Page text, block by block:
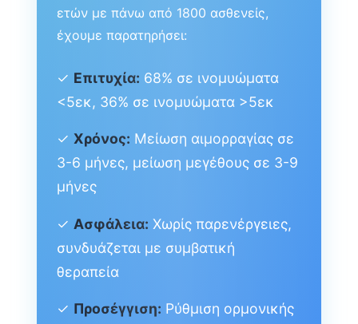
ετών με πάνω από 1800 ασθενείς,
έχουμε παρατηρήσει:
✓ Επιτυχία: 68% σε ινομυώματα
<5εκ, 36% σε ινομυώματα >5εκ
✓Χρόνος: Μείωση αιμορραγίας σε
3-6 μήνες, μείωση μεγέθους σε 3-9
μήνες
✓ Ασφάλεια: Χωρίς παρενέργειες,
συνδυάζεται με συμβατική
θεραπεία
✓ Προσέγγιση: Ρύθμιση ορμονικής